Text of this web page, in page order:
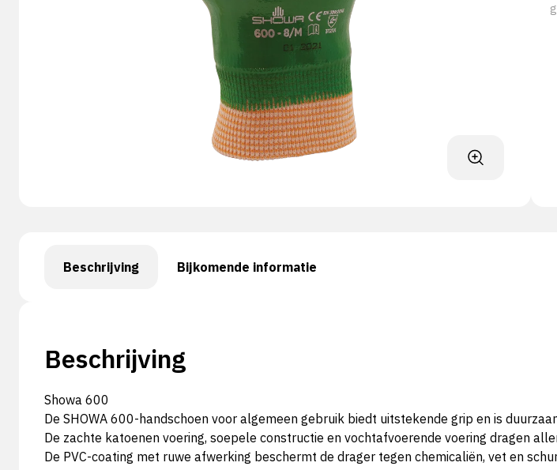
Beschrijving Bijkomende informatie
Beschrijving
Showa 600
De SHOWA 600-handschoen voor algemeen gebruik biedt uitstekende grip en is
De zachte katoenen voering, soepele constructie en vochtafvoerende voering dragen
De PVC-coating met ruwe afwerking beschermt de drager tegen chemicaliën, vet en